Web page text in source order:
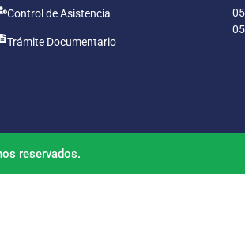
Control de Asistencia
Trámite Documentario
reservados.